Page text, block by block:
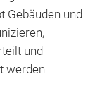
Gebäuden und
und
werden